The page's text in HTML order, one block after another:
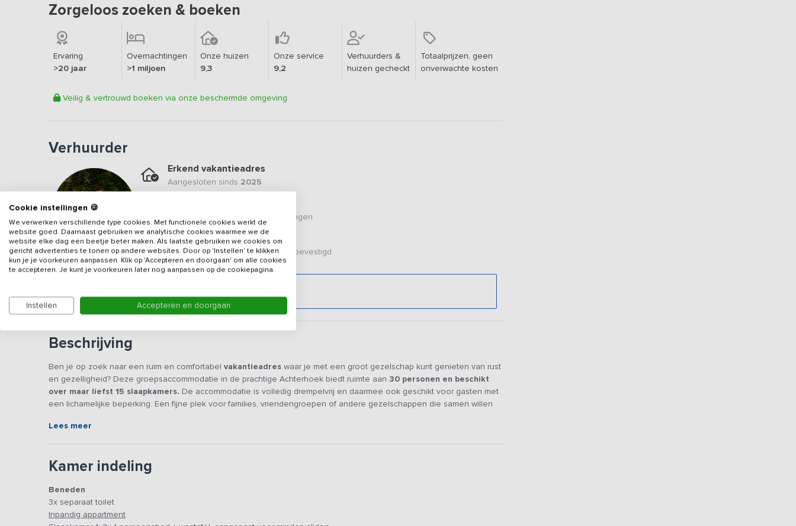
Zorgeloos zoeken & boeken
Ervaring
>20 jaar
Overnachtingen
>1 miljoen
Onze huizen
9,3
Onze service
9,2
Verhuurders &
huizen gecheckt
Totaalprijzen, geen
onverwachte kosten
Veilig & vertrouwd boeken via onze beschermde omgeving
Verhuurder
Erkend vakantieadres
Aangesloten sinds 2025
beoordelingen
Veilig & vertrouwd
Gegevens van de verhuurder zijn bevestigd
Beschrijving
Ben je op zoek naar een ruim en comfortabel vakantieadres waar je met een groot gezelschap kunt genieten van rust
en gezelligheid? Deze groepsaccommodatie in de prachtige Achterhoek biedt ruimte aan 30 personen en beschikt
over maar liefst 15 slaapkamers. De accommodatie is volledig drempelvrij en daarmee ook geschikt voor gasten met
een lichamelijke beperking. Een fijne plek voor families, vriendengroepen of andere gezelschappen die samen willen
kletsen, spelletjes kunt spelen of gewoon even kunt ontspannen
maaltijden bereiden en genieten van
appartement met een woonkamer, keuken, 2 slaapkamers en een eigen badkamer (foto 13 t/m 20). Er zijn diverse
aanpassingen gedaan, waardoor dit appartement uitermate geschikt is voor vakantiegasten in een rolstoel.
Lees meer
Kamer indeling
Beneden
3x separaat toilet
Inpandig appartment
Cookie instellingen 🍪
We verwerken verschillende type cookies. Met functionele cookies werkt de
website goed. Daarnaast gebruiken we analytische cookies waarmee we de
website elke dag een beetje beter maken. Als laatste gebruiken we cookies om
gericht advertenties te tonen op andere websites. Door op 'Instellen' te klikken
kun je je voorkeuren aanpassen. Klik op 'Accepteren en doorgaan' om alle cookies
te accepteren. Je kunt je voorkeuren later nog aanpassen op de cookiepagina.
Instellen Accepteren en doorgaan